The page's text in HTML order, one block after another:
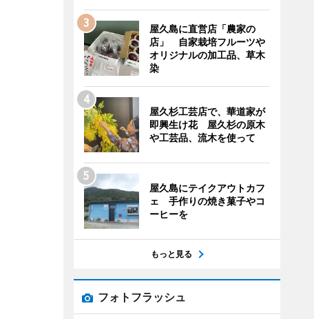
屋久島に直営店「農家の
店」 自家栽培フルーツや
オリジナルの加工品、草木
染
屋久杉工芸店で、華道家が
即興生け花 屋久杉の原木
や工芸品、流木を使って
屋久島にテイクアウトカフ
ェ 手作りの焼き菓子やコ
ーヒーを
もっと見る
フォトフラッシュ